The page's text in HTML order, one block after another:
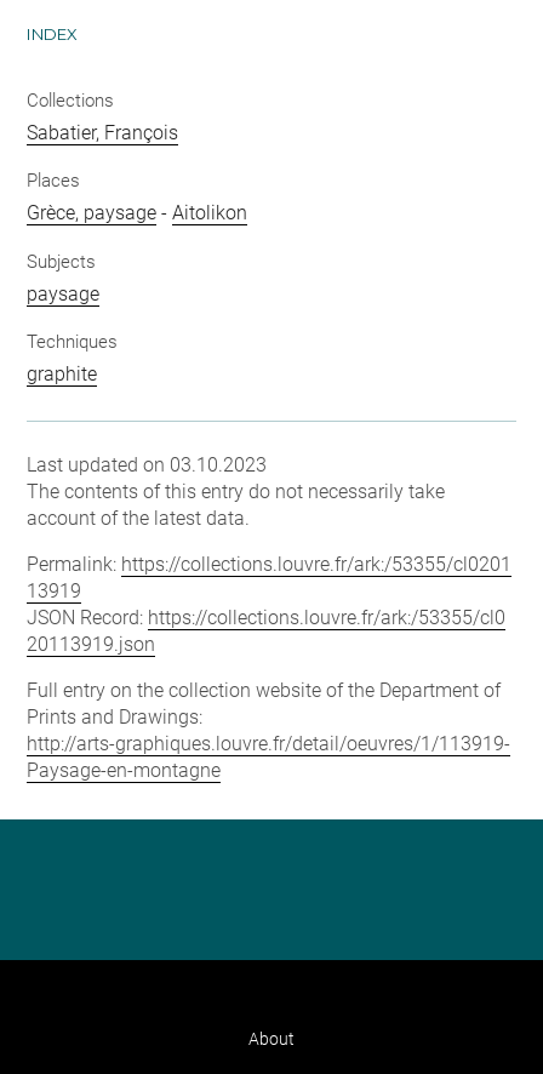
INDEX
Collections
Sabatier, François
Places
Grèce, paysage -Aitolikon
Subjects
paysage
Techniques
graphite
Last updated on 03.10.2023
The contents of this entry do not necessarily take
account of the latest data.
Permalink: https://collections.louvre.fr/ark:/53355/cl0201
13919
JSON Record: https://collections.louvre.fr/ark:/53355/cl0
20113919.json
Full entry on the collection website of the Department of
Prints and Drawings:
http://arts-graphiques.louvre.fr/detail/oeuvres/1/113919-
Paysage-en-montagne
About